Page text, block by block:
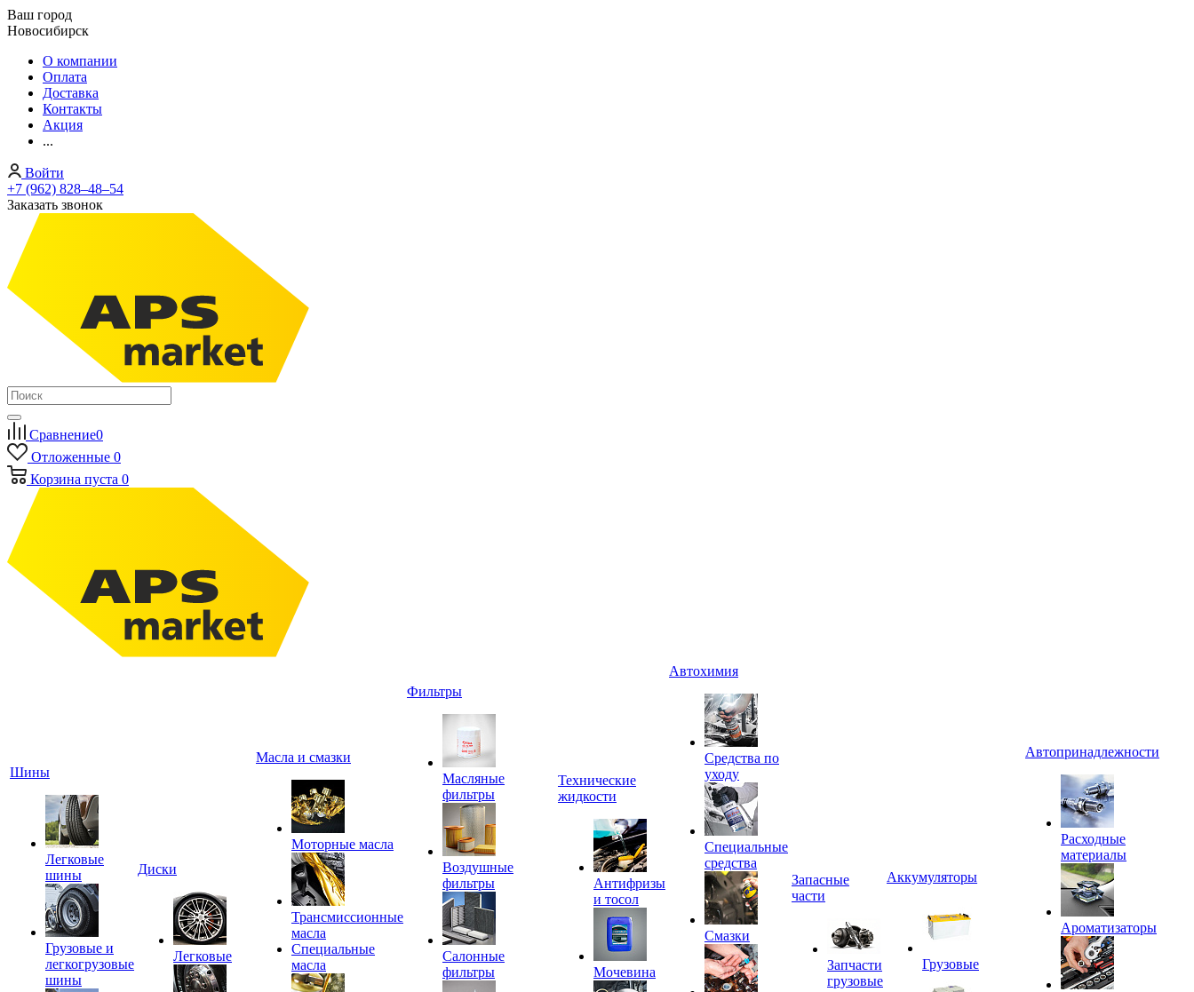
Ваш город
Новосибирск
О компании
Оплата
Доставка
Контакты
Акция
...
Войти
+7 (962) 828‒48‒54
Заказать звонок
Сравнение0
Отложенные 0
Корзина пуста 0
Шины
Легковые
шины
Грузовые и
легкогрузовые
шины
Диски
Легковые
Масла и смазки
Моторные масла
Трансмиссионные
масла
Специальные
масла
Фильтры
Масляные
фильтры
Воздушные
фильтры
Салонные
фильтры
Технические
жидкости
Антифризы
и тосол
Мочевина
Автохимия
Средства по
уходу
Специальные
средства
Смазки
Запасные
части
Запчасти
грузовые
Аккумуляторы
Грузовые
Автопринадлежности
Расходные
материалы
Ароматизаторы